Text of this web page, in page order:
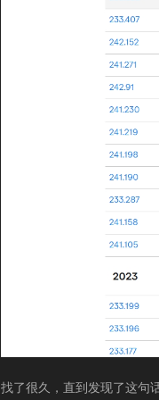
找了很久，直到发现了这句